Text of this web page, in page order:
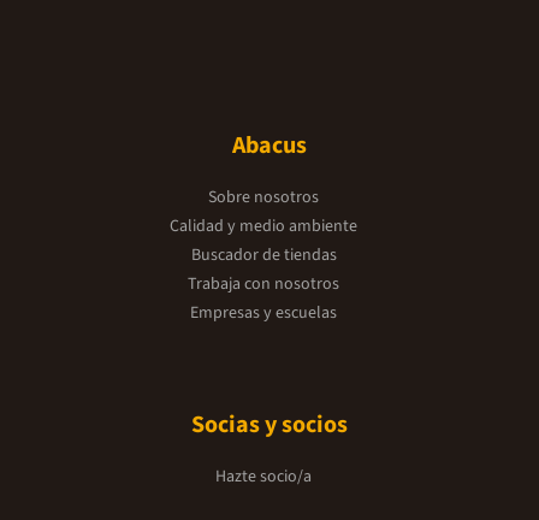
Abacus
Sobre nosotros
Calidad y medio ambiente
Buscador de tiendas
Trabaja con nosotros
Empresas y escuelas
Socias y socios
Hazte socio/a